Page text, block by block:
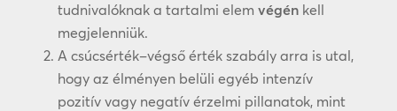
tudnivalóknak a tartalmi elem végénkell
megjelenniük.
A csúcsérték–végső érték szabály arra is utal,
hogy az élményen belüli egyéb intenzív
pozitív vagy negatív érzelmi pillanatok, mint